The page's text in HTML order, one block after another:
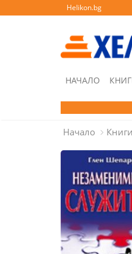
Helikon.bg
НАЧАЛО
Начало Книги